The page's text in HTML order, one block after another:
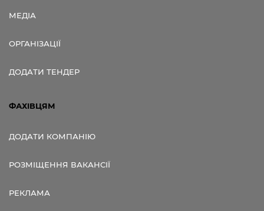
МЕДІА
ОРГАНІЗАЦІЇ
ДОДАТИ ТЕНДЕР
ФАХІВЦЯМ
ДОДАТИ КОМПАНІЮ
РОЗМІЩЕННЯ ВАКАНСІЇ
РЕКЛАМА